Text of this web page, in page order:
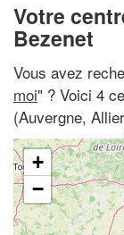
Votre
Bezenet
Vous avez
moi" ? Voici 4
(Auvergne,
+
−